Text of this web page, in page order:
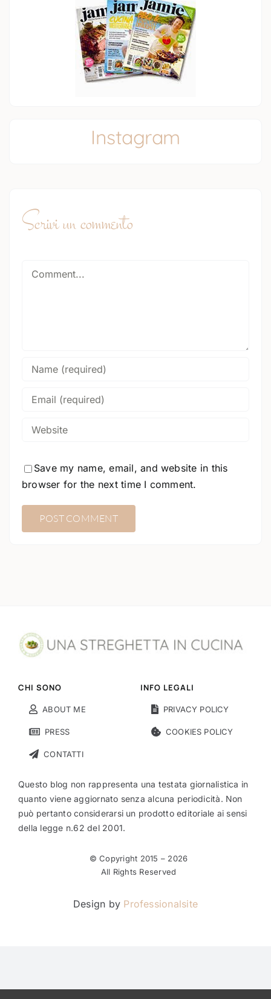
Instagram
Scrivi un commento
Comment
Save my name, email, and website in this
browser for the next time I comment.
CHI SONO
ABOUT ME
PRESS
CONTATTI
INFO LEGALI
PRIVACY POLICY
COOKIES POLICY
Questo blog non rappresenta una testata giornalistica in
quanto viene aggiornato senza alcuna periodicità. Non
può pertanto considerarsi un prodotto editoriale ai sensi
della legge n.62 del 2001.
© Copyright 2015 – 2026
All Rights Reserved
Design by Professionalsite